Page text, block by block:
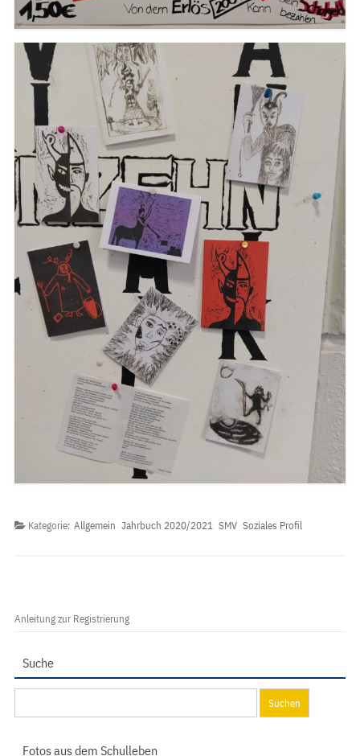
Kategorie: Allgemein Jahrbuch 2020/2021 SMV Soziales Profil
Anleitung zur Registrierung
Suche
nach:
Fotos aus dem Schulleben